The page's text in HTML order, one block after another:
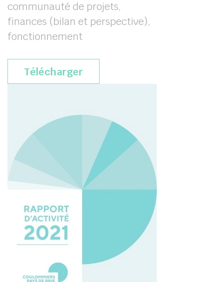
communauté de projets,
finances (bilan et perspective),
fonctionnement
Télécharger